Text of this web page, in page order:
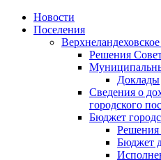
Skip
Новости
Поселения
Решения
Доклады
Сведения о
городского
Бюджет
Решения
Бюджет